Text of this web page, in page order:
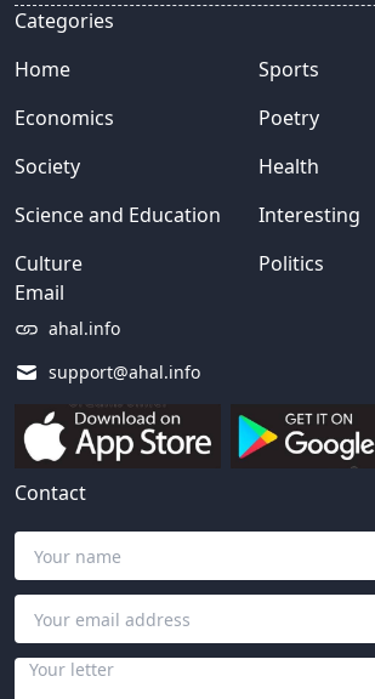
Email
ahal.info
support@ahal.info
Categories
Home
Economics
Society
Science and Education
Culture
Sports
Poetry
Health
Interesting
Politics
Contact